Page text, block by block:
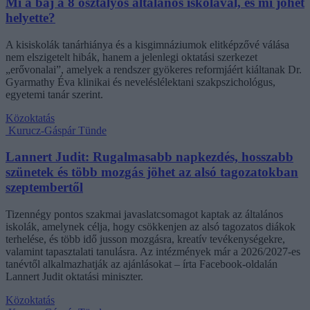
helyette?
A kisiskolák tanárhiánya és a kisgimnáziumok elitképzővé válása
nem elszigetelt hibák, hanem a jelenlegi oktatási szerkezet
„erővonalai”, amelyek a rendszer gyökeres reformjáért kiáltanak Dr.
Gyarmathy Éva klinikai és neveléslélektani szakpszichológus,
egyetemi tanár szerint.
Közoktatás
Kurucz-Gáspár Tünde
Lannert Judit: Rugalmasabb napkezdés, hosszabb
szünetek és több mozgás jöhet az alsó tagozatokban
szeptembertől
Tizennégy pontos szakmai javaslatcsomagot kaptak az általános
iskolák, amelynek célja, hogy csökkenjen az alsó tagozatos diákok
terhelése, és több idő jusson mozgásra, kreatív tevékenységekre,
valamint tapasztalati tanulásra. Az intézmények már a 2026/2027-es
tanévtől alkalmazhatják az ajánlásokat – írta Facebook-oldalán
Lannert Judit oktatási miniszter.
Közoktatás